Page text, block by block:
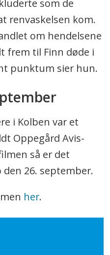
som de
renvaskelsen kom.
om hendelsene
frem til Finn døde i
punktum sier hun.
i Kolben var et
Oppegård Avis-
så er det
26. september.
her.